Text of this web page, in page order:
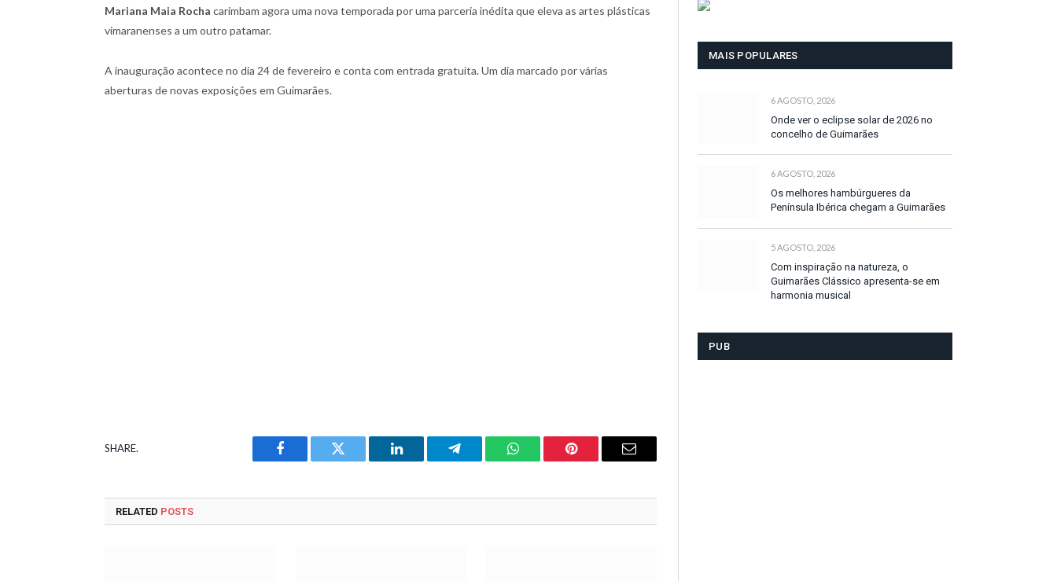
Mariana Maia Rocha carimbam agora uma nova temporada por uma parceria inédita que eleva as artes plásticas
vimaranenses a um outro patamar.
A inauguração acontece no dia 24 de fevereiro e conta com entrada gratuita. Um dia marcado por várias
aberturas de novas exposições em Guimarães.
SHARE.
Facebook Twitter LinkedIn Telegram WhatsAppPinterest Email
RELATED POSTS
MAIS POPULARES
6 AGOSTO, 2026
Onde ver o eclipse solar de 2026 no
concelho de Guimarães
6 AGOSTO, 2026
Os melhores hambúrgueres da
Península Ibérica chegam a Guimarães
5 AGOSTO, 2026
Com inspiração na natureza, o
Guimarães Clássico apresenta-se em
harmonia musical
PUB